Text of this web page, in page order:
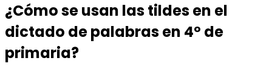
¿Cómo se usan las tildes en el
dictado de palabras en 4º de
primaria?